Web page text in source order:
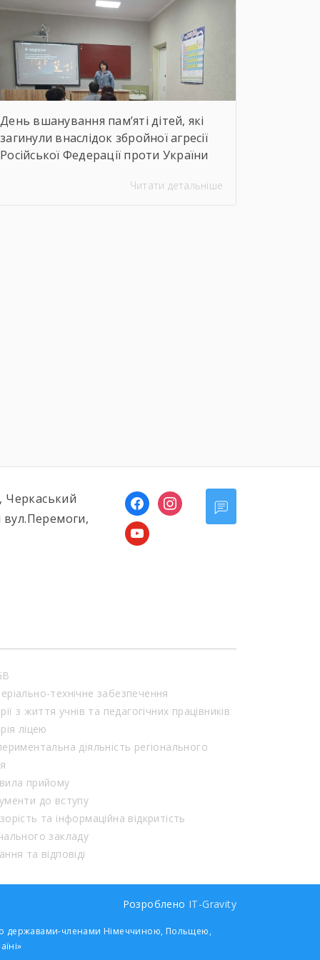
здійснили віртуальну подорож до
музею митця, де кожен зміг побачити
неймовірну філігранність витинанок,
графіки […]
День вшанування пам’яті дітей, які
загинули внаслідок збройної агресії
Російської Федерації проти України
Читати детальніше
Черкаський
facebookinstagram
youtube
технічне забезпечення
з життя учнів та педагогічних працівників
ліцею
діяльність регіонального
прийому
до вступу
та інформаційна відкритість
закладу
та відповіді
Розроблено IT-Gravity
державами-членами Німеччиною, Польщею,